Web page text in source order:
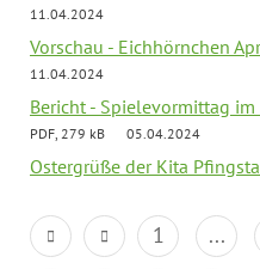
11.04.2024
Vorschau - Eichhörnchen
11.04.2024
Bericht - Spielevormittag
PDF, 279 kB 05.04.2024
Ostergrüße der Kita
1 ...